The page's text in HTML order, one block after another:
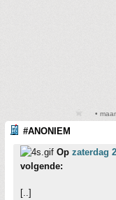
•
#ANONIEM
Op zaterdag
volgende:
[..]